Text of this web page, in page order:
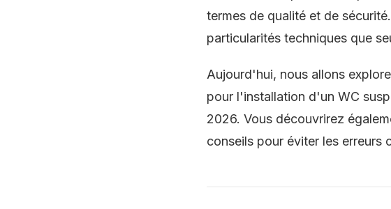
termes de qualité et de
particularités techniques que
Aujourd'hui, nous allons
pour l'installation d'un WC
2026. Vous découvrirez
conseils pour éviter les erreurs